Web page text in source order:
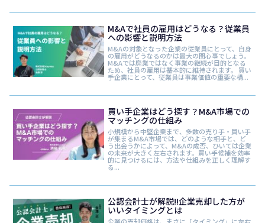
M&Aで社員の雇用はどうなる？従業員
への影響と説明方法
M&Aの対象となった企業の従業員にとって、自身
の雇用がどうなるのかは最大の関心事でしょう。
M&Aでは廃業ではなく事業の継続が目的となる
ため、社員の雇用は基本的に維持されます。 買い
手企業にとって、従業員は事業価値の重要な構...
買い手企業はどう探す？M&A市場での
マッチングの仕組み
小規模から中堅企業まで、多数の売り手・買い手
が集まるM&A市場では、どのような相手と、ど
う出会うかによって、M&Aの成否、ひいては企業
の未来が大きく左右されます。買い手候補を効率
的に見つけるには、方法や仕組みを正しく理解す
る...
公認会計士が解説!!企業売却した方が
いいタイミングとは